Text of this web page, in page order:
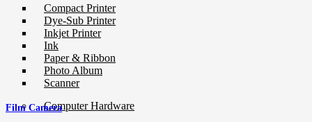
Compact Printer
Dye-Sub Printer
Inkjet Printer
Ink
Paper & Ribbon
Photo Album
Scanner
Computer Hardware
Film Camera